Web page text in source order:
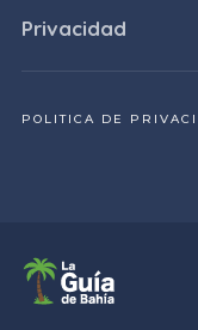
Privacidad
POLITICA DE